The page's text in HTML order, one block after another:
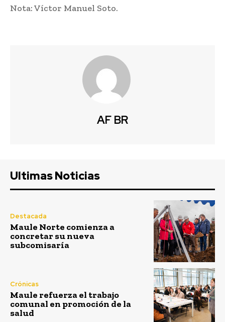
Nota: Víctor Manuel Soto.
AF BR
Ultimas Noticias
Destacada
Maule Norte comienza a
concretar su nueva
subcomisaría
Crónicas
Maule refuerza el trabajo
comunal en promoción de la
salud